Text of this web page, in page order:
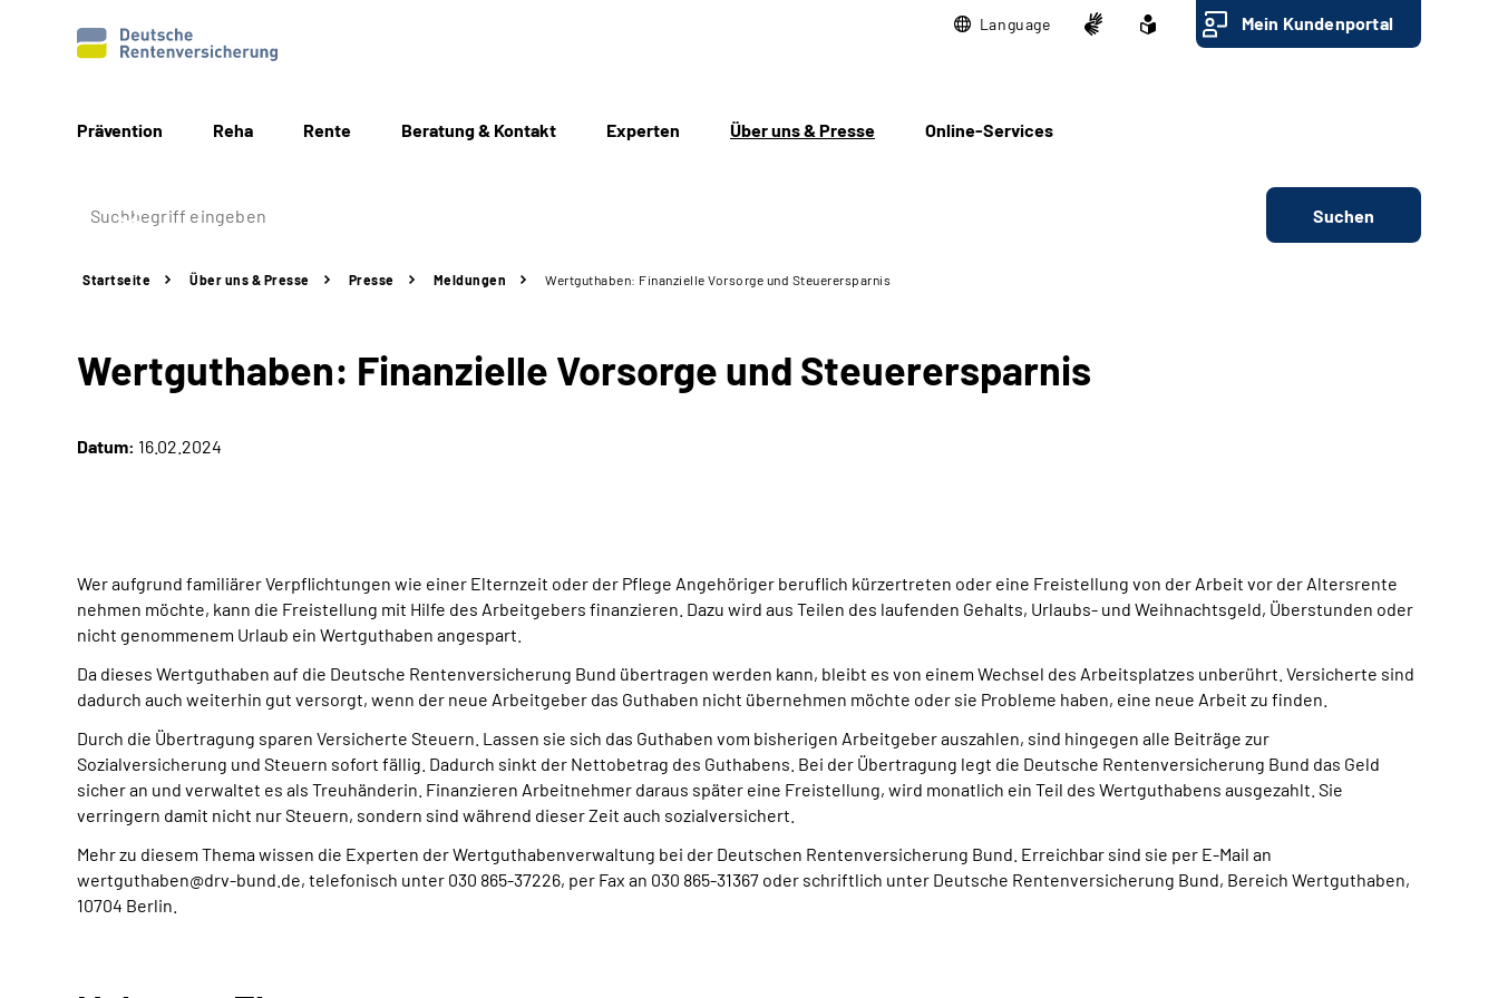
Language Mein Kundenportal
Prävention Reha Rente Beratung & Kontakt Experten Über uns & Presse Online-Services
Suchen
Startseite Über uns & Presse Presse Meldungen Wertguthaben: Finanzielle Vorsorge und Steuerersparnis
Wertguthaben: Finanzielle Vorsorge und Steuerersparnis
Datum: 16.02.2024
Wer aufgrund familiärer Verpflichtungen wie einer Elternzeit oder der Pflege Angehöriger beruflich kürzertreten oder eine Freistellung von der Arbeit vor der Altersrente
nehmen möchte, kann die Freistellung mit Hilfe des Arbeitgebers finanzieren. Dazu wird aus Teilen des laufenden Gehalts, Urlaubs- und Weihnachtsgeld, Überstunden oder
nicht genommenem Urlaub ein Wertguthaben angespart.
Da dieses Wertguthaben auf die Deutsche Rentenversicherung Bund übertragen werden kann, bleibt es von einem Wechsel des Arbeitsplatzes unberührt. Versicherte sind
dadurch auch weiterhin gut versorgt, wenn der neue Arbeitgeber das Guthaben nicht übernehmen möchte oder sie Probleme haben, eine neue Arbeit zu finden.
Durch die Übertragung sparen Versicherte Steuern. Lassen sie sich das Guthaben vom bisherigen Arbeitgeber auszahlen, sind hingegen alle Beiträge zur
Sozialversicherung und Steuern sofort fällig. Dadurch sinkt der Nettobetrag des Guthabens. Bei der Übertragung legt die Deutsche Rentenversicherung Bund das Geld
sicher an und verwaltet es als Treuhänderin. Finanzieren Arbeitnehmer daraus später eine Freistellung, wird monatlich ein Teil des Wertguthabens ausgezahlt. Sie
verringern damit nicht nur Steuern, sondern sind während dieser Zeit auch sozialversichert.
Mehr zu diesem Thema wissen die Experten der Wertguthabenverwaltung bei der Deutschen Rentenversicherung Bund. Erreichbar sind sie per E-Mail an
wertguthaben@drv-bund.de, telefonisch unter 030 865-37226, per Fax an 030 865-31367 oder schriftlich unter Deutsche Rentenversicherung Bund, Bereich Wertguthaben,
10704 Berlin.